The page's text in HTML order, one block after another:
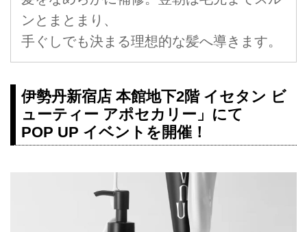
ンとまとまり、
手ぐしでも決まる理想的な髪へ導きます。
伊勢丹新宿店 本館地下2階 イセタン ビ
ューティー アポセカリー」にて
POP UP イベントを開催！